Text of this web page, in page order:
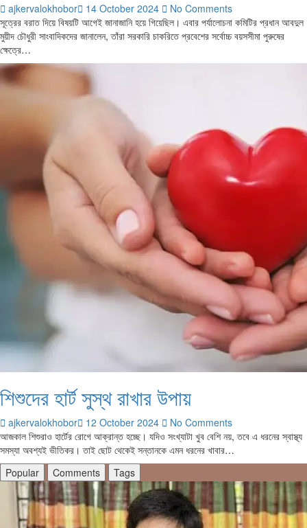
ajkervalokhobor 14 October 2024
No Comments
সূত্রের বরাত দিয়ে বিষয়টি আগেই জানাজানি হয়ে গিয়েছিল। এবার পর্যালোচনা কমিটির প্রধান আবদুল
মুয়ীদ চৌধুরী সাংবাদিকদের জানালেন, তাঁরা সরকারি চাকরিতে প্রবেশের সর্বোচ্চ বয়সসীমা পুরুষের
ক্ষেত্রে…
শিশুদের হার্ট সুস্থ রাখার উপায়
ajkervalokhobor 12 October 2024
No Comments
আজকাল শিশুরাও হার্টের রোগে আক্রান্ত হচ্ছে। যদিও সংখ্যাটা খুব বেশি নয়, তবে এ ধরনের স্বাস্থ্য
সমস্যা অবশ্যই ভীতিকর। তাই ছোট থেকেই সন্তানকে এমন ধরনের খাবার…
Popular
Comments Tags